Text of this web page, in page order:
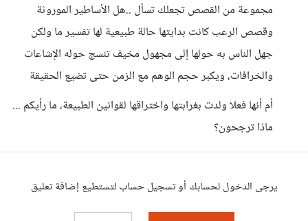
مجموعة من القصص تجعلك تسأل ..هل الأساطير الموروثة
وقصص الرعب كانت بدايتها حالة طبيعية لها تفسير ما ولكن
جهل الناس به حولها إلى مجهول مخيف تنسج حوله الإشاعات
والخرافات، ويكبر حجم الوهم مع الزمن حتى تضيع الحقيقة
أم أنها فعلا ولدت بغرابتها واختراقها لقوانين الطبيعة، ما رأيكم ...
ماذا ترجحون؟
يرجى الدخول لحسابك أو تسجيل حساب لتستطيع إضافة تعليق